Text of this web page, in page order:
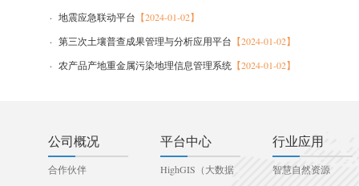
· 地震应急联动平台 【2024-01-02】
· 第三次土壤普查成果管理与分析应用平台 【2024-01-02】
· 农产品产地重金属污染地理信息管理系统 【2024-01-02】
公司概况 平台中心 行业应用
合作伙伴
HighGIS（大数据
智慧自然资源